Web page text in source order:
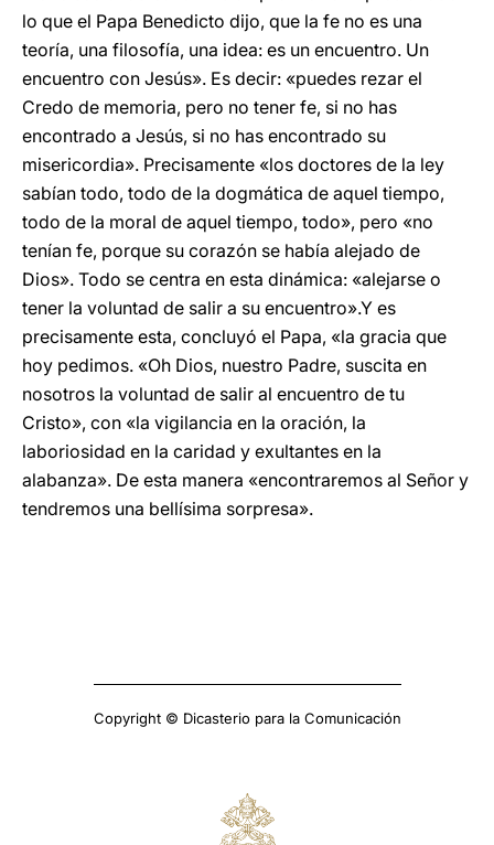
lo que el Papa Benedicto dijo, que la fe no es una
teoría, una filosofía, una idea: es un encuentro. Un
encuentro con Jesús». Es decir: «puedes rezar el
Credo de memoria, pero no tener fe, si no has
encontrado a Jesús, si no has encontrado su
misericordia». Precisamente «los doctores de la ley
sabían todo, todo de la dogmática de aquel tiempo,
todo de la moral de aquel tiempo, todo», pero «no
tenían fe, porque su corazón se había alejado de
Dios». Todo se centra en esta dinámica: «alejarse o
tener la voluntad de salir a su encuentro».Y es
precisamente esta, concluyó el Papa, «la gracia que
hoy pedimos. «Oh Dios, nuestro Padre, suscita en
nosotros la voluntad de salir al encuentro de tu
Cristo», con «la vigilancia en la oración, la
laboriosidad en la caridad y exultantes en la
alabanza». De esta manera «encontraremos al Señor y
tendremos una bellísima sorpresa».
Copyright © Dicasterio para la Comunicación